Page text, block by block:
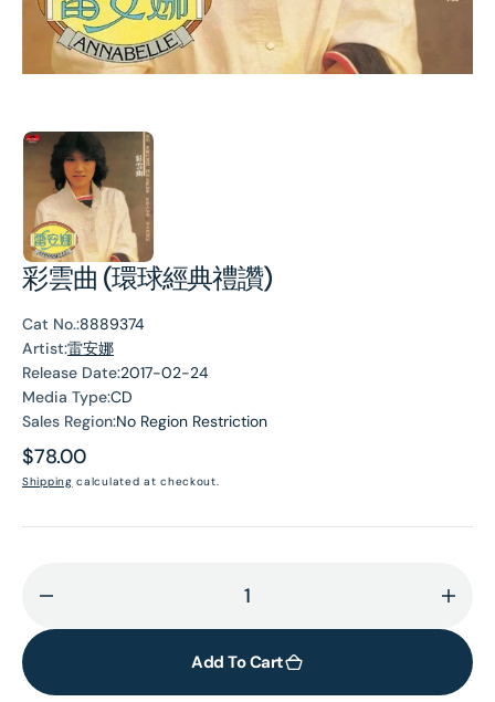
彩雲曲 (環球經典禮讚)
Cat No.:8889374
Artist:雷安娜
Release Date:2017-02-24
Media Type:CD
Sales Region:No Region Restriction
Regular
price
$78.00
Shipping calculated at checkout.
quantity
彩
for
彩
Add To Cart